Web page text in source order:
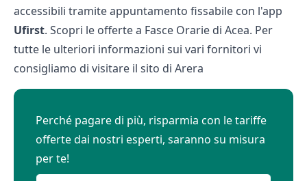
accessibili tramite appuntamento fissabile con l'app
Ufirst. Scopri le offerte a Fasce Orarie di Acea. Per
tutte le ulteriori informazioni sui vari fornitori vi
consigliamo di visitare il sito di Arera
Perché pagare di più, risparmia con le tariffe
offerte dai nostri esperti, saranno su misura
per te!